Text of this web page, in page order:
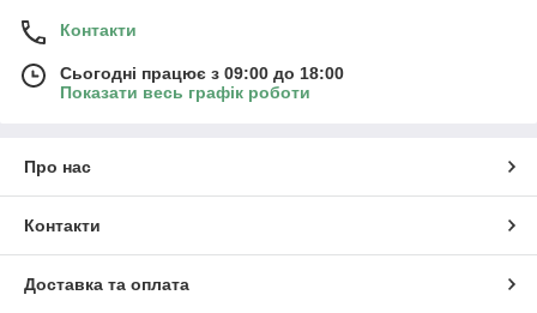
Контакти
Сьогодні працює з 09:00 до 18:00
Показати весь графік роботи
Про нас
Контакти
Доставка та оплата